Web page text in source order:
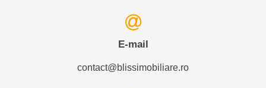
E-mail
contact@blissimobiliare.ro